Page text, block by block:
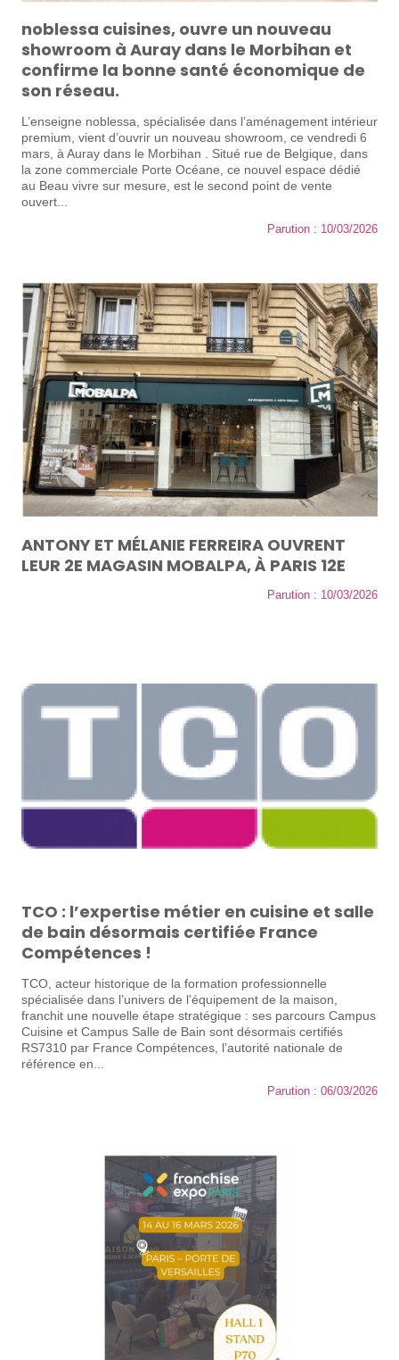
noblessa cuisines, ouvre un nouveau
showroom à Auray dans le Morbihan et
confirme la bonne santé économique de
son réseau.
L’enseigne noblessa, spécialisée dans l’aménagement intérieur
premium, vient d’ouvrir un nouveau showroom, ce vendredi 6
mars, à Auray dans le Morbihan . Situé rue de Belgique, dans
la zone commerciale Porte Océane, ce nouvel espace dédié
au Beau vivre sur mesure, est le second point de vente
ouvert...
Parution : 10/03/2026
ANTONY ET MÉLANIE FERREIRA OUVRENT
LEUR 2E MAGASIN MOBALPA, À PARIS 12E
Parution : 10/03/2026
TCO : l’expertise métier en cuisine et salle
de bain désormais certifiée France
Compétences !
TCO, acteur historique de la formation professionnelle
spécialisée dans l’univers de l’équipement de la maison,
franchit une nouvelle étape stratégique : ses parcours Campus
Cuisine et Campus Salle de Bain sont désormais certifiés
RS7310 par France Compétences, l’autorité nationale de
référence en...
Parution : 06/03/2026